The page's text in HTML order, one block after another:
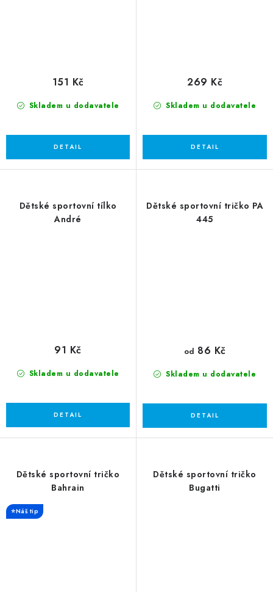
Skladem u dodavatele
151 Kč
Skladem u dodavatele
269 Kč
Dětské sportovní tílko
André
Skladem u dodavatele
91 Kč
Dětské sportovní tričko PA
445
Skladem u dodavatele
od 86 Kč
Dětské sportovní tričko
Bahrain
⭐Náš tip
Dětské sportovní tričko
Bugatti